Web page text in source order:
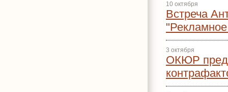
10 октября
Встреча
3 октября
ОКЮР